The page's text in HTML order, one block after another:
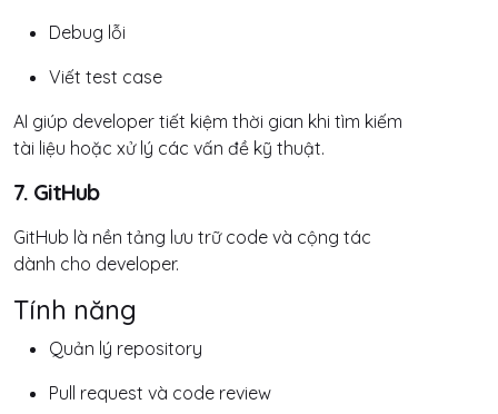
Debug lỗi
Viết test case
AI giúp developer tiết kiệm thời gian khi tìm kiếm
tài liệu hoặc xử lý các vấn đề kỹ thuật.
7. GitHub
GitHub là nền tảng lưu trữ code và cộng tác
dành cho developer.
Tính năng
Quản lý repository
Pull request và code review